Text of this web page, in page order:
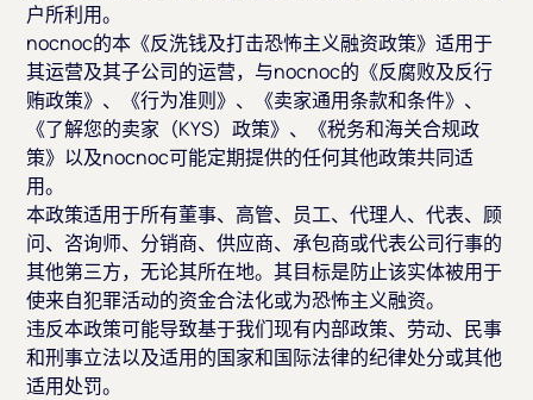
户所利用。
nocnoc的本《反洗钱及打击恐怖主义融资政策》适用于
其运营及其子公司的运营，与nocnoc的《反腐败及反行
贿政策》、《行为准则》、《卖家通用条款和条件》、
《了解您的卖家（KYS）政策》、《税务和海关合规政
策》以及nocnoc可能定期提供的任何其他政策共同适
用。
本政策适用于所有董事、高管、员工、代理人、代表、顾
问、咨询师、分销商、供应商、承包商或代表公司行事的
其他第三方，无论其所在地。其目标是防止该实体被用于
使来自犯罪活动的资金合法化或为恐怖主义融资。
违反本政策可能导致基于我们现有内部政策、劳动、民事
和刑事立法以及适用的国家和国际法律的纪律处分或其他
适用处罚。